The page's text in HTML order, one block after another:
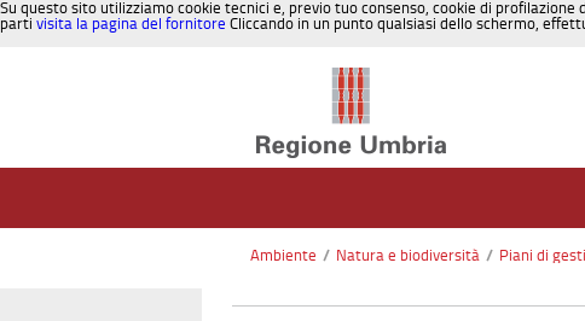
Su questo sito utilizziamo cookie tecnici e, previo tuo consenso, cookie di
parti visita la pagina del fornitore Cliccando in un punto qualsiasi dello schermo,
Ambiente / Natura e biodiversità / Piani di